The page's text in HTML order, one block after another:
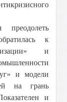
преодолеть
к
и
и модели
на грань
и